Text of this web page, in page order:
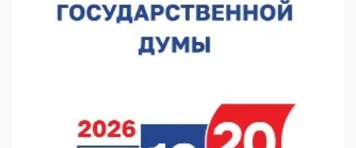
Фестиваль SALUT! ИСКРА пройдет в сквере Свердлова
Нижегородский кадровый центр проведет ярмарки вакансий